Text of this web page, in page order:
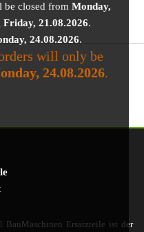
be closed fromMonday,
Friday, 21.08.2026.
24.08.2026.
will only be
24.08.2026.
Ersatzteile ist der